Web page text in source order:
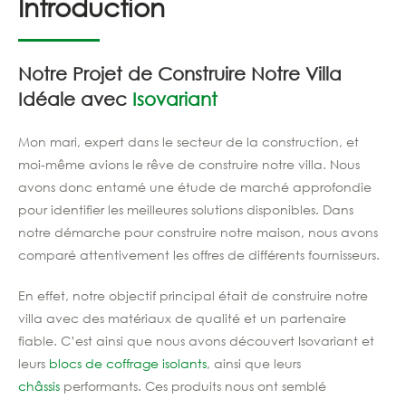
Introduction
Notre Projet de Construire Notre Villa
Idéale avec Isovariant
Mon mari, expert dans le secteur de la construction, et
moi-même avions le rêve de construire notre villa. Nous
avons donc entamé une étude de marché approfondie
pour identifier les meilleures solutions disponibles. Dans
notre démarche pour construire notre maison, nous avons
comparé attentivement les offres de différents fournisseurs.
En effet, notre objectif principal était de construire notre
villa avec des matériaux de qualité et un partenaire
fiable. C’est ainsi que nous avons découvert Isovariant et
leurs blocs de coffrage isolants, ainsi que leurs
châssis performants. Ces produits nous ont semblé